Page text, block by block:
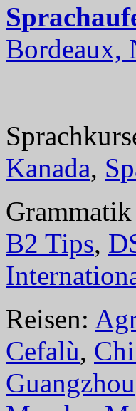
Bordeaux,
Kanada,
B2 Tips,
Reisen:
Cefalù,
Guangzhou